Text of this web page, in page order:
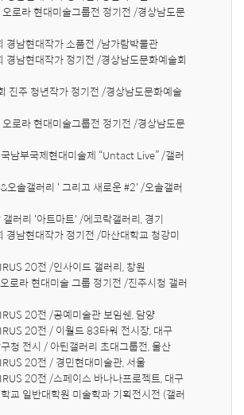
로라 현대미술그룹전 정기전 /경상남도문
남현대작가 소품전 /남가람박물관
남현대작가 정기전 /경상남도문화예술회
진주 청년작가 정기전 /경상남도문화예술
로라 현대미술그룹전 정기전 /경상남도문
남부국제현대미술제 “Untact Live” /갤러
오솔갤러리 ' 그리고 새로운 #2' /오솔갤러
러리 '아트마트' /에코락갤러리, 경기
남현대작가 정기전 /마산대학교 청강미
20전 /인사이드 갤러리, 창원
로라 현대미술 그룹 정기전 /진주시청 갤러
20전 /공예미술관 보임쉔, 담양
20전 / 이월드 83타워 전시장, 대구
청 전시 / 아틴갤러리 초대그룹전, 울산
20전 / 경민현대미술관, 서울
20전 /스페이스 바나나프로젝트, 대구
교 일반대학원 미술학과 기획전시전 (갤러